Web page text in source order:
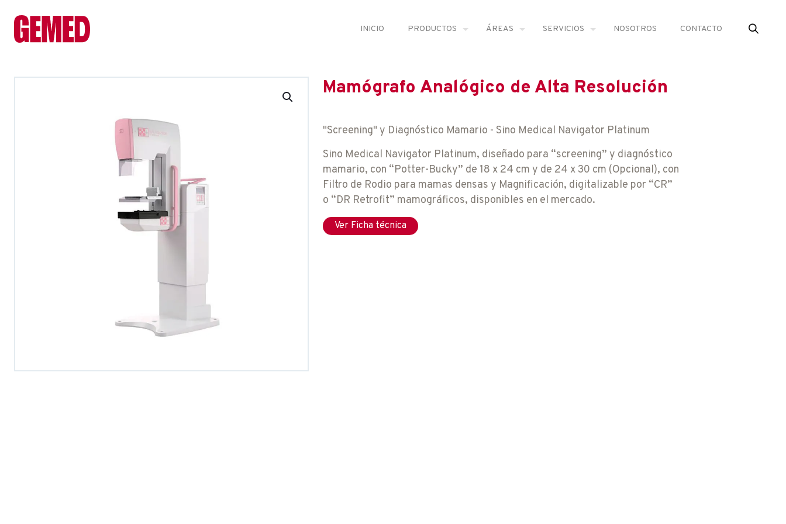
INICIO PRODUCTOS ÁREAS SERVICIOS NOSOTROS CONTACTO
Mamógrafo Analógico de Alta Resolución
"Screening" y Diagnóstico Mamario - Sino Medical Navigator Platinum
Sino Medical Navigator Platinum, diseñado para “screening” y diagnóstico
mamario, con “Potter-Bucky” de 18 x 24 cm y de 24 x 30 cm (Opcional), con
Filtro de Rodio para mamas densas y Magnificación, digitalizable por “CR”
o “DR Retrofit” mamográficos, disponibles en el mercado.
Ver Ficha técnica